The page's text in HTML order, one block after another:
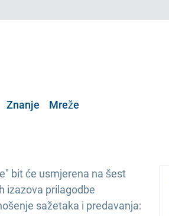
Znanje Mreže
bit će usmjerena na šest
izazova prilagodbe
sažetaka i predavanja: